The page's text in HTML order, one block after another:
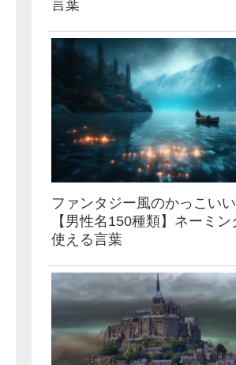
言葉
ファンタジー風のかっこい
【男性名150種類】ネーミ
使える言葉